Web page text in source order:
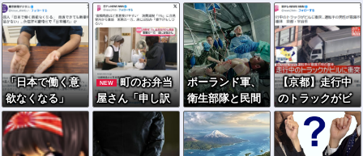
「日本で働く意
欲なくなる」
外国人、自活で
きても新要件
「届かない」…
NEW
町のお弁当
屋さん「申し訳
ないが消費税1%
になったらその
分商品代を値上
ポーランド軍、
衛生部隊と民間
医療従事者が参
加した戦場医療
訓練を実施！
【京都】走行中
のトラックがビ
ルに衝突…運転
手の男性が意識
不明の重体 宇